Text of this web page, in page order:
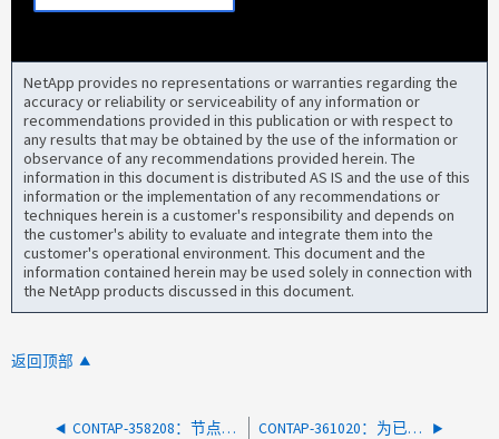
NetApp provides no representations or warranties regarding the
accuracy or reliability or serviceability of any information or
recommendations provided in this publication or with respect to
any results that may be obtained by the use of the information or
observance of any recommendations provided herein. The
information in this document is distributed AS IS and the use of this
information or the implementation of any recommendations or
techniques herein is a customer's responsibility and depends on
the customer's ability to evaluate and integrate them into the
customer's operational environment. This document and the
information contained herein may be used solely in connection with
the NetApp products discussed in this document.
返回顶部
CONTAP-358208：节点意外重新启动，出现错误：正在重新启动节点以保持磁盘上的文件系统不受影响 CONTAP-361020：为已启用 LDAP Fastbind 的用户禁用 LDAP 时，禁止使用 SSH（公钥）登录